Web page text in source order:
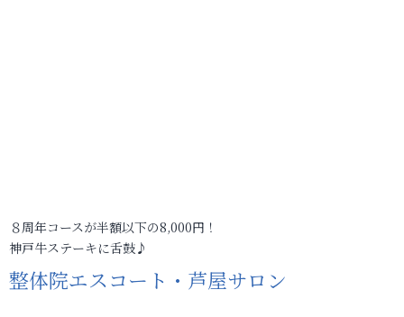
８周年コースが半額以下の8,000円！
神戸牛ステーキに舌鼓♪
整体院エスコート・芦屋サロン